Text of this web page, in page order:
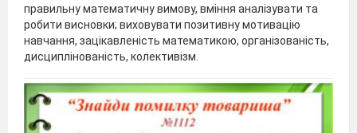
правильну математичну вимову, вміння аналізувати та
робити висновки; виховувати позитивну мотивацію
навчання, зацікавленість математикою, організованість,
дисциплінованість, колективізм.